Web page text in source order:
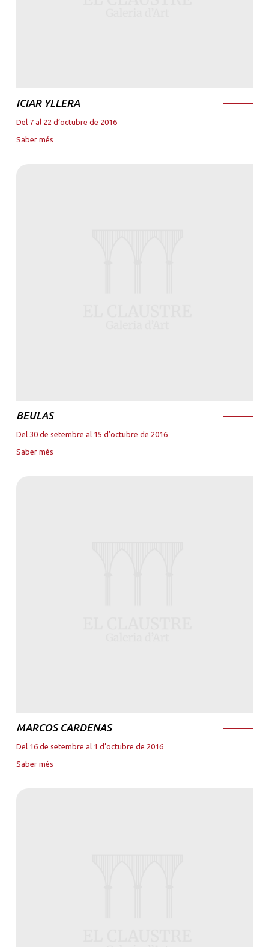
ICIAR YLLERA
Del 7 al 22 d’octubre de 2016
Saber més
BEULAS
Del 30 de setembre al 15 d’octubre de 2016
Saber més
MARCOS CARDENAS
Del 16 de setembre al 1 d’octubre de 2016
Saber més